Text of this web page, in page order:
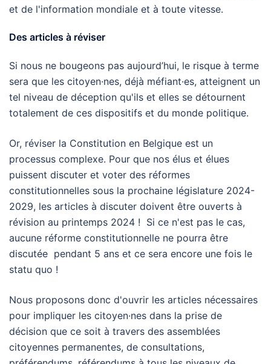
et de l'information mondiale et à toute vitesse.
Des articles à réviser
Si nous ne bougeons pas aujourd’hui, le risque à terme
sera que les citoyen·nes, déjà méfiant·es, atteignent un
tel niveau de déception qu'ils et elles se détournent
totalement de ces dispositifs et du monde politique.
Or, réviser la Constitution en Belgique est un
processus complexe. Pour que nos élus et élues
puissent discuter et voter des réformes
constitutionnelles sous la prochaine législature 2024-
2029, les articles à discuter doivent être ouverts à
révision au printemps 2024 ! Si ce n'est pas le cas,
aucune réforme constitutionnelle ne pourra être
discutée pendant 5 ans et ce sera encore une fois le
statu quo !
Nous proposons donc d'ouvrir les articles nécessaires
pour impliquer les citoyen·nes dans la prise de
décision que ce soit à travers des assemblées
citoyennes permanentes, de consultations,